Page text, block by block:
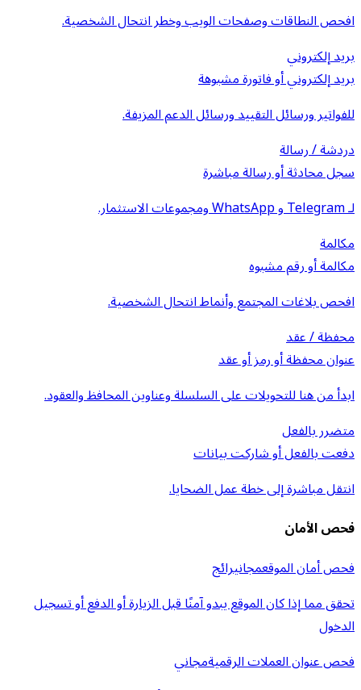
افحص النطاقات وصفحات الويب وخطر انتحال الشخصية.
بريد إلكتروني
بريد إلكتروني أو فاتورة مشبوهة
للفواتير ورسائل التقييد ورسائل الدعم المزيفة.
دردشة / رسالة
سجل محادثة أو رسالة مباشرة
لـ Telegram و WhatsApp ومجموعات الاستثمار.
مكالمة
مكالمة أو رقم مشبوه
افحص بلاغات المجتمع وأنماط انتحال الشخصية.
محفظة / عقد
عنوان محفظة أو رمز أو عقد
ابدأ من هنا للتحويلات على السلسلة وعناوين المحافظ والعقود.
متضرر بالفعل
دفعت بالفعل أو شاركت بيانات
انتقل مباشرة إلى خطة عمل الضحايا.
فحص الأمان
فحص أمان الموقعمجانيرائج
تحقق مما إذا كان الموقع يبدو آمنًا قبل الزيارة أو الدفع أو تسجيل
الدخول
فحص عنوان العملات الرقميةمجاني